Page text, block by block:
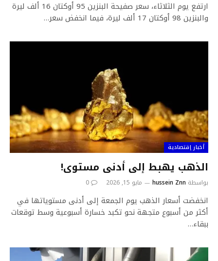
ارتفع يوم الثلاثاء، سعر صفيحة البنزين 95 أوكتان 16 ألف ليرة
والبنزين 98 أوكتان 17 ألف ليرة، فيما انخفض سعر…
أخبار إقتصادية
الذهب يهبط إلى أدنى مستوى!
بواسطة hussein Znn مايو 15, 2026 0
انخفضت أسعار الذهب يوم الجمعة إلى أدنى مستوياتها في
أكثر من أسبوع متجهة نحو تكبد خسارة أسبوعية وسط توقعات
ببقاء…